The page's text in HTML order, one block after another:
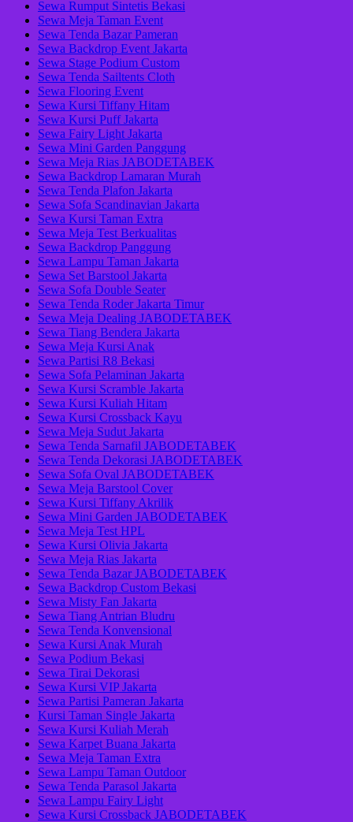
Sewa Rumput Sintetis Bekasi
Sewa Meja Taman Event
Sewa Tenda Bazar Pameran
Sewa Backdrop Event Jakarta
Sewa Stage Podium Custom
Sewa Tenda Sailtents Cloth
Sewa Flooring Event
Sewa Kursi Tiffany Hitam
Sewa Kursi Puff Jakarta
Sewa Fairy Light Jakarta
Sewa Mini Garden Panggung
Sewa Meja Rias JABODETABEK
Sewa Backdrop Lamaran Murah
Sewa Tenda Plafon Jakarta
Sewa Sofa Scandinavian Jakarta
Sewa Kursi Taman Extra
Sewa Meja Test Berkualitas
Sewa Backdrop Panggung
Sewa Lampu Taman Jakarta
Sewa Set Barstool Jakarta
Sewa Sofa Double Seater
Sewa Tenda Roder Jakarta Timur
Sewa Meja Dealing JABODETABEK
Sewa Tiang Bendera Jakarta
Sewa Meja Kursi Anak
Sewa Partisi R8 Bekasi
Sewa Sofa Pelaminan Jakarta
Sewa Kursi Scramble Jakarta
Sewa Kursi Kuliah Hitam
Sewa Kursi Crossback Kayu
Sewa Meja Sudut Jakarta
Sewa Tenda Sarnafil JABODETABEK
Sewa Tenda Dekorasi JABODETABEK
Sewa Sofa Oval JABODETABEK
Sewa Meja Barstool Cover
Sewa Kursi Tiffany Akrilik
Sewa Mini Garden JABODETABEK
Sewa Meja Test HPL
Sewa Kursi Olivia Jakarta
Sewa Meja Rias Jakarta
Sewa Tenda Bazar JABODETABEK
Sewa Backdrop Custom Bekasi
Sewa Misty Fan Jakarta
Sewa Tiang Antrian Bludru
Sewa Tenda Konvensional
Sewa Kursi Anak Murah
Sewa Podium Bekasi
Sewa Tirai Dekorasi
Sewa Kursi VIP Jakarta
Sewa Partisi Pameran Jakarta
Kursi Taman Single Jakarta
Sewa Kursi Kuliah Merah
Sewa Karpet Buana Jakarta
Sewa Meja Taman Extra
Sewa Lampu Taman Outdoor
Sewa Tenda Parasol Jakarta
Sewa Lampu Fairy Light
Sewa Kursi Crossback JABODETABEK